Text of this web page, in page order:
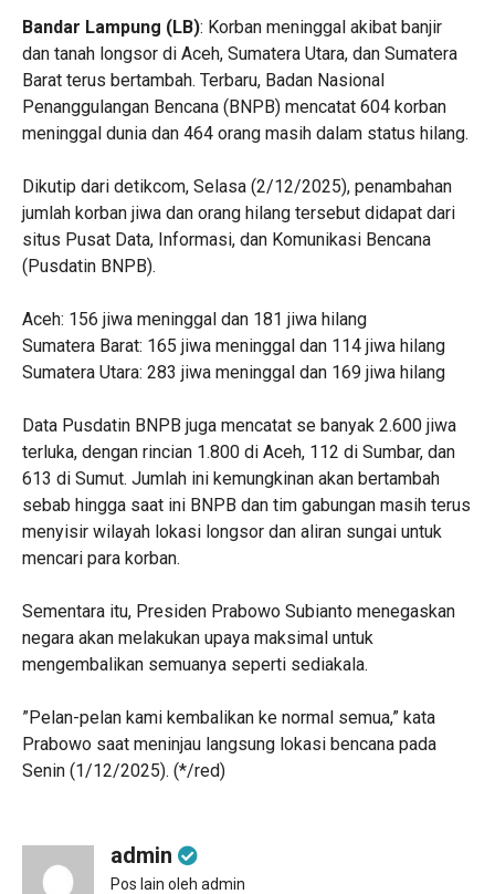
‎Bandar Lampung (LB): Korban meninggal akibat banjir
dan tanah longsor di Aceh, Sumatera Utara, dan Sumatera
Barat terus bertambah. Terbaru, Badan Nasional
Penanggulangan Bencana (BNPB) mencatat 604 korban
meninggal dunia dan 464 orang masih dalam status hilang.
‎Dikutip dari detikcom, Selasa (2/12/2025), penambahan
jumlah korban jiwa dan orang hilang tersebut didapat dari
situs Pusat Data, Informasi, dan Komunikasi Bencana
(Pusdatin BNPB).
‎Aceh: 156 jiwa meninggal dan 181 jiwa hilang
‎Sumatera Barat: 165 jiwa meninggal dan 114 jiwa hilang
‎Sumatera Utara: 283 jiwa meninggal dan 169 jiwa hilang
‎Data Pusdatin BNPB juga mencatat se banyak 2.600 jiwa
terluka, dengan rincian 1.800 di Aceh, 112 di Sumbar, dan
613 di Sumut. Jumlah ini kemungkinan akan bertambah
sebab hingga saat ini BNPB dan tim gabungan masih terus
menyisir wilayah lokasi longsor dan aliran sungai untuk
mencari para korban.
‎Sementara itu, Presiden Prabowo Subianto menegaskan
negara akan melakukan upaya maksimal untuk
mengembalikan semuanya seperti sediakala.
‎”Pelan-pelan kami kembalikan ke normal semua,” kata
Prabowo saat meninjau langsung lokasi bencana pada
Senin (1/12/2025). (*/red)
admin
Pos lain oleh admin